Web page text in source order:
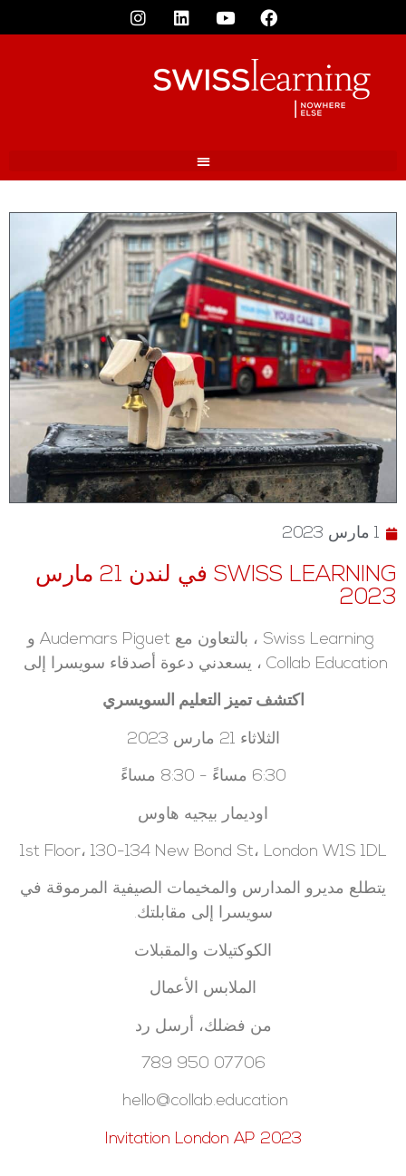
1 مارس 2023
SWISS LEARNING في لندن 21 مارس
2023
Swiss Learning ، بالتعاون مع Audemars Piguet و
Collab Education ،
يسعدني دعوة أصدقاء سويسرا إلى
اكتشف تميز التعليم السويسري
الثلاثاء 21 مارس 2023
6:30 مساءً - 8:30 مساءً
اوديمار بيجيه هاوس
1st Floor، 130-134 New Bond St، London W1S 1DL
يتطلع مديرو المدارس والمخيمات الصيفية المرموقة في
سويسرا إلى مقابلتك.
الكوكتيلات والمقبلات
الملابس الأعمال
من فضلك، أرسل رد
07706 950 789
hello@collab.education
2023 Invitation London AP